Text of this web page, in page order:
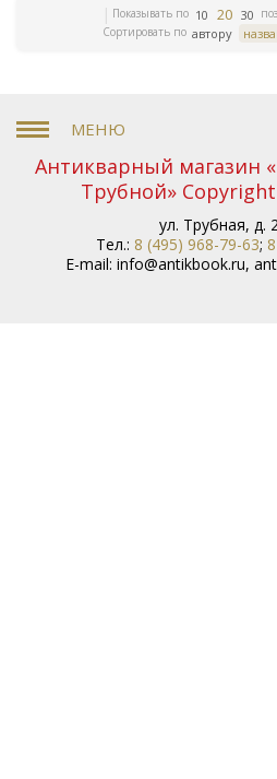
Показывать по 10 20 30
Сортировать по автору
Антикварный магазин
Трубной»
ул. Трубная, д.
Тел.: 8 (495) 968-79-63;
E-mail: info@antikbook.ru,